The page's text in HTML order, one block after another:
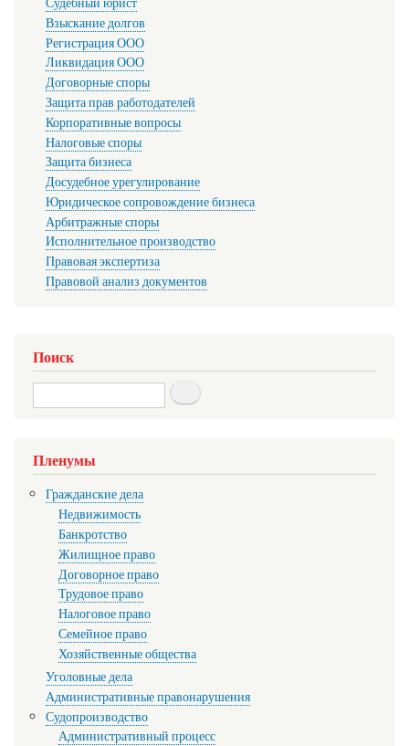
Взыскание долгов
Регистрация ООО
Ликвидация ООО
Договорные споры
Защита прав работодателей
Корпоративные вопросы
Налоговые споры
Защита бизнеса
Досудебное урегулирование
Юридическое сопровождение бизнеса
Арбитражные споры
Исполнительное производство
Правовая экспертиза
Правовой анализ документов
Поиск
Search
Пленумы
Гражданские дела
Недвижимость
Банкротство
Жилищное право
Договорное право
Трудовое право
Налоговое право
Семейное право
Хозяйственные общества
Уголовные дела
Административные правонарушения
Судопроизводство
Административный процесс